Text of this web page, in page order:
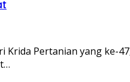
Pertanian yang ke-